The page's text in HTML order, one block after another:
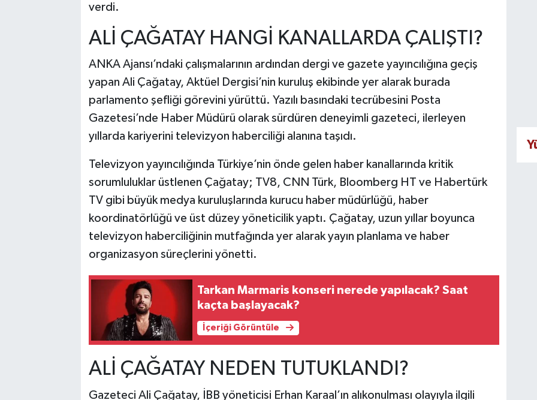
verdi.
ALİ ÇAĞATAY HANGİ KANALLARDA ÇALIŞTI?
ANKA Ajansı’ndaki çalışmalarının ardından dergi ve gazete yayıncılığına geçiş
yapan Ali Çağatay, Aktüel Dergisi’nin kuruluş ekibinde yer alarak burada
parlamento şefliği görevini yürüttü. Yazılı basındaki tecrübesini Posta
Gazetesi’nde Haber Müdürü olarak sürdüren deneyimli gazeteci, ilerleyen
yıllarda kariyerini televizyon haberciliği alanına taşıdı.
Televizyon yayıncılığında Türkiye’nin önde gelen haber kanallarında kritik
sorumluluklar üstlenen Çağatay; TV8, CNN Türk, Bloomberg HT ve Habertürk
TV gibi büyük medya kuruluşlarında kurucu haber müdürlüğü, haber
koordinatörlüğü ve üst düzey yöneticilik yaptı. Çağatay, uzun yıllar boyunca
televizyon haberciliğinin mutfağında yer alarak yayın planlama ve haber
organizasyon süreçlerini yönetti.
Tarkan Marmaris konseri nerede yapılacak? Saat
kaçta başlayacak?
İçeriği Görüntüle
ALİ ÇAĞATAY NEDEN TUTUKLANDI?
Gazeteci Ali Çağatay, İBB yöneticisi Erhan Karaal’ın alıkonulması olayıyla ilgili